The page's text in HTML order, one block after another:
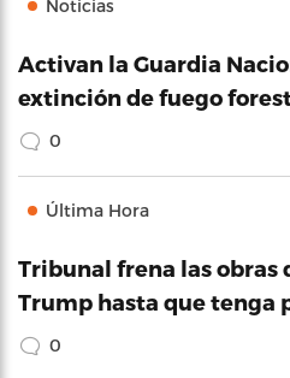
Noticias
Activan la Guardia
extinción de fuego
0
Última Hora
Tribunal frena las obras
Trump hasta que tenga
0